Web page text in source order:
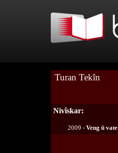
Turan Tekîn
Nivîskar:
2009 - Veng û vate